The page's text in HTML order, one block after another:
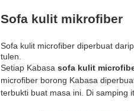
Sofa kulit mikrofiber
Sofa kulit microfiber diperbuat
tulen.
Setiap Kabasa sofa kulit
microfiber borong Kabasa
terbukti buat masa ini. Di samping